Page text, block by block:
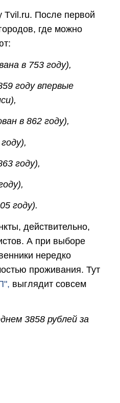
Tvil.ru. После первой
где можно
в 753 году),
году впервые
в 862 году),
году),
году).
действительно,
А при выборе
нередко
проживания. Тут
выглядит совсем
3858 рублей за